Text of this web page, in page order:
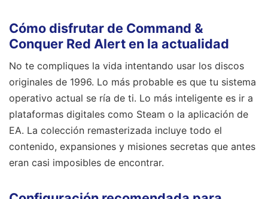
Cómo disfrutar de Command &
Conquer Red Alert en la actualidad
No te compliques la vida intentando usar los discos
originales de 1996. Lo más probable es que tu sistema
operativo actual se ría de ti. Lo más inteligente es ir a
plataformas digitales como Steam o la aplicación de
EA. La colección remasterizada incluye todo el
contenido, expansiones y misiones secretas que antes
eran casi imposibles de encontrar.